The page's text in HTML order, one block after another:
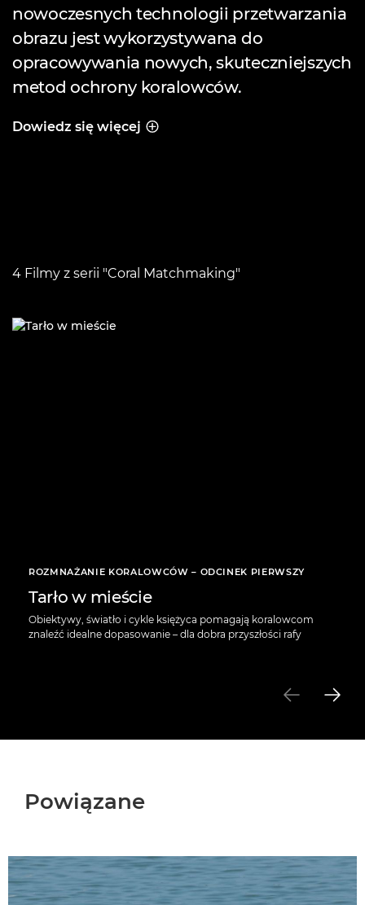
nowoczesnych technologii przetwarzania
obrazu jest wykorzystywana do
opracowywania nowych, skuteczniejszych
metod ochrony koralowców.
ODKRYJ TECHNOLOGIĘ
Dowiedz się więcej
4 Filmy z serii "Coral Matchmaking"
ROZMNAŻANIE KORALOWCÓW – ODCINEK PIERWSZY
Tarło w mieście
Obiektywy, światło i cykle księżyca pomagają koralowcom
znaleźć idealne dopasowanie – dla dobra przyszłości rafy
Powiązane